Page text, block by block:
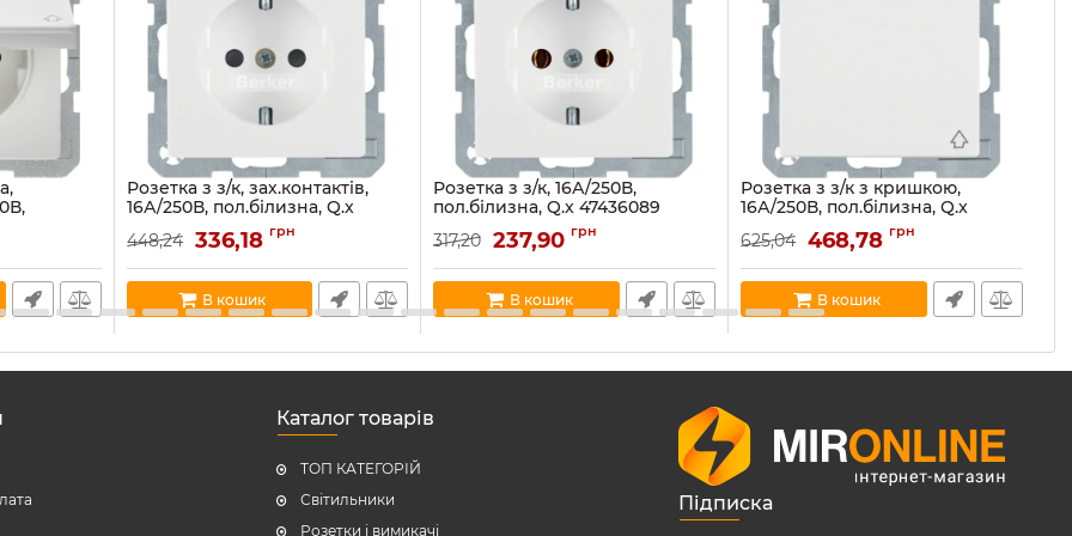
Розетка з з/к, зах.контактів,
16А/250В, пол.білизна, Q.x
Артикул:
47236089
В наявності:32
448,24 336,18 грн
В кошик
Розетка з з/к, 16А/250В,
пол.білизна, Q.x 47436089
Артикул:47436089
В наявності: 838
317,20 237,90 грн
В кошик
Розетка з з/к з кришкою,
16А/250В, пол.білизна, Q.x
Артикул:
47516069
В наявності:48
625,04 468,78 грн
В кошик
Каталог товарів
ТОП КАТЕГОРІЙ
Світильники
Розетки і вимикачі
Підписка